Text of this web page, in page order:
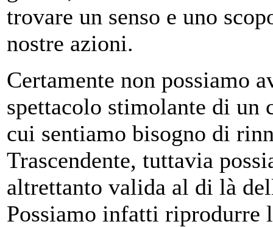
trovare un senso e uno
nostre azioni.
Certamente non possiamo
spettacolo stimolante di
cui sentiamo bisogno di
Trascendente, tuttavia
altrettanto valida al di là
Possiamo infatti riprodurre